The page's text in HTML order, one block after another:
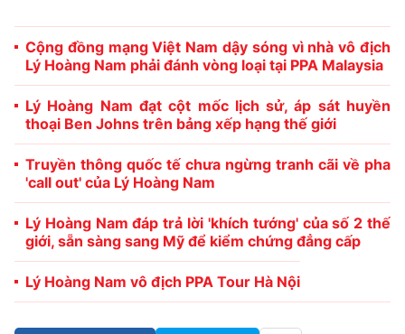
Cộng đồng mạng Việt Nam dậy sóng vì nhà vô địch
Lý Hoàng Nam phải đánh vòng loại tại PPA Malaysia
Lý Hoàng Nam đạt cột mốc lịch sử, áp sát huyền
thoại Ben Johns trên bảng xếp hạng thế giới
Truyền thông quốc tế chưa ngừng tranh cãi về pha
'call out' của Lý Hoàng Nam
Lý Hoàng Nam đáp trả lời 'khích tướng' của số 2 thế
giới, sẵn sàng sang Mỹ để kiểm chứng đẳng cấp
Lý Hoàng Nam vô địch PPA Tour Hà Nội